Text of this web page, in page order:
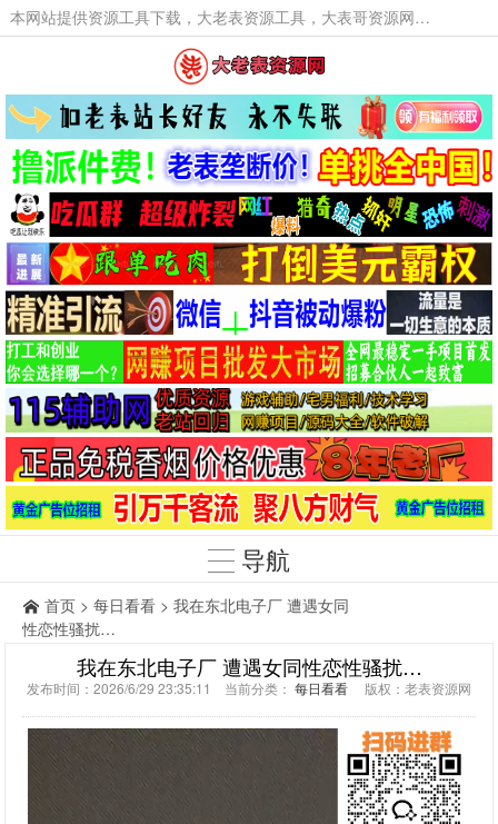
本网站提供资源工具下载，大老表资源工具，大表哥资源网软件工具，大老表资源下载，活动线报福利资源分享,活动线报，大型网游经典游戏，网络热门技术游戏辅助交流与分享。
导航
首页 > 每日看看 > 我在东北电子厂 遭遇女同
性恋性骚扰…
我在东北电子厂 遭遇女同性恋性骚扰…
发布时间：2026/6/29 23:35:11 当前分类： 每日看看 版权：老表资源网